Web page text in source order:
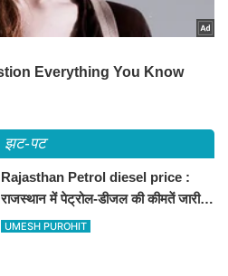
झट-पट
Rajasthan Petrol diesel price :
राजस्थान में पेट्रोल-डीजल की कीमतें जारी,
जानिए बीकानेर समेत पुरे प्रदेश में नए रेट
UMESH PUROHIT